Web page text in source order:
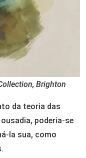
Brighton
da teoria das
poderia-se
la sua, como